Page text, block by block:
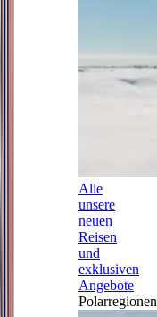
Alle
unsere
neuen
Reisen
und
exklusiven
Angebote
Polarregionen